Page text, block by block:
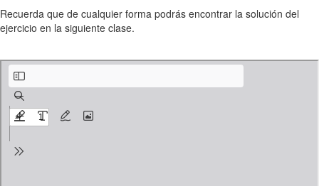
Recuerda que de cualquier forma podrás encontrar la solución del
ejercicio en la siguiente clase.